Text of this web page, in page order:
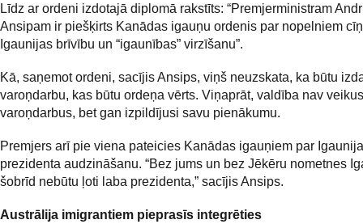
Līdz ar ordeni izdotajā diplomā rakstīts: “Premjerministram
Ansipam ir piešķirts Kanādas igauņu ordenis par nopelniem
Igaunijas brīvību un “igaunības” virzīšanu”.
Kā, saņemot ordeni, sacījis Ansips, viņš neuzskata, ka būtu
varoņdarbu, kas būtu ordeņa vērts. Viņaprāt, valdība nav
varoņdarbus, bet gan izpildījusi savu pienākumu.
Premjers arī pie viena pateicies Kanādas igauņiem par
prezidenta audzināšanu. “Bez jums un bez Jēkēru nometnes
šobrīd nebūtu ļoti laba prezidenta,” sacījis Ansips.
Austrālija imigrantiem pieprasīs integrēties